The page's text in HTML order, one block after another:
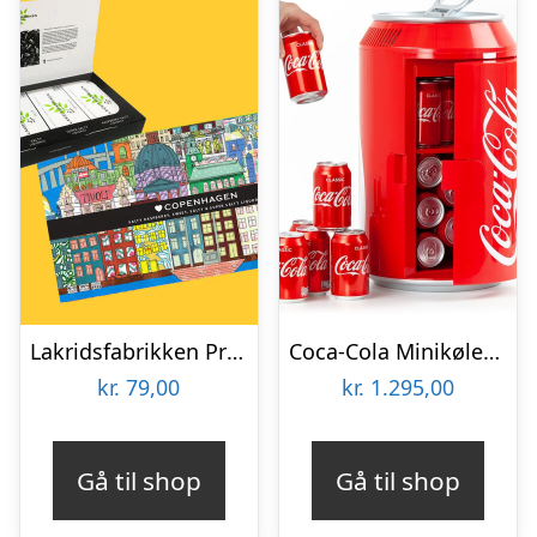
Lakridsfabrikken Premiumlakrids – Copenhagen
kr. 79,00
Gå til shop
Coca-Cola Minikøleskab
kr. 1.295,00
Gå til shop